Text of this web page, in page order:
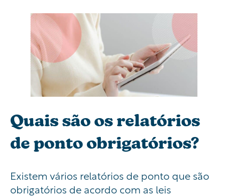
Quais são os relatórios
de ponto obrigatórios?
Existem vários relatórios de ponto que são
obrigatórios de acordo com as leis